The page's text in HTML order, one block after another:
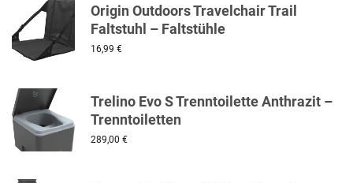
Origin Outdoors Travelchair Trail
Faltstuhl – Faltstühle
16,99 €
Trelino Evo S Trenntoilette Anthrazit –
Trenntoiletten
289,00 €